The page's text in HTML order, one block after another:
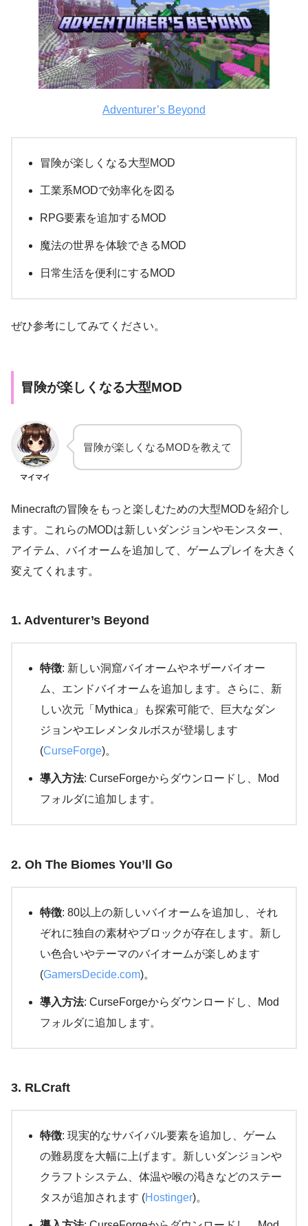
Adventurer’s Beyond
冒険が楽しくなる大型MOD
工業系MODで効率化を図る
RPG要素を追加するMOD
魔法の世界を体験できるMOD
日常生活を便利にするMOD
ぜひ参考にしてみてください。
冒険が楽しくなる大型MOD
マイマイ
冒険が楽しくなるMODを教えて
Minecraftの冒険をもっと楽しむための大型MODを紹介し
ます。これらのMODは新しいダンジョンやモンスター、
アイテム、バイオームを追加して、ゲームプレイを大きく
変えてくれます。
1. Adventurer’s Beyond
特徴: 新しい洞窟バイオームやネザーバイオー
ム、エンドバイオームを追加します。さらに、新
しい次元「Mythica」も探索可能で、巨大なダン
ジョンやエレメンタルボスが登場します​
(CurseForge)​。
導入方法: CurseForgeからダウンロードし、Mod
フォルダに追加します。
2. Oh The Biomes You’ll Go
特徴: 80以上の新しいバイオームを追加し、それ
ぞれに独自の素材やブロックが存在します。新し
い色合いやテーマのバイオームが楽しめます​
(GamersDecide.com)​。
導入方法: CurseForgeからダウンロードし、Mod
フォルダに追加します。
3. RLCraft
特徴: 現実的なサバイバル要素を追加し、ゲーム
の難易度を大幅に上げます。新しいダンジョンや
クラフトシステム、体温や喉の渇きなどのステー
タスが追加されます​ (Hostinger)​。